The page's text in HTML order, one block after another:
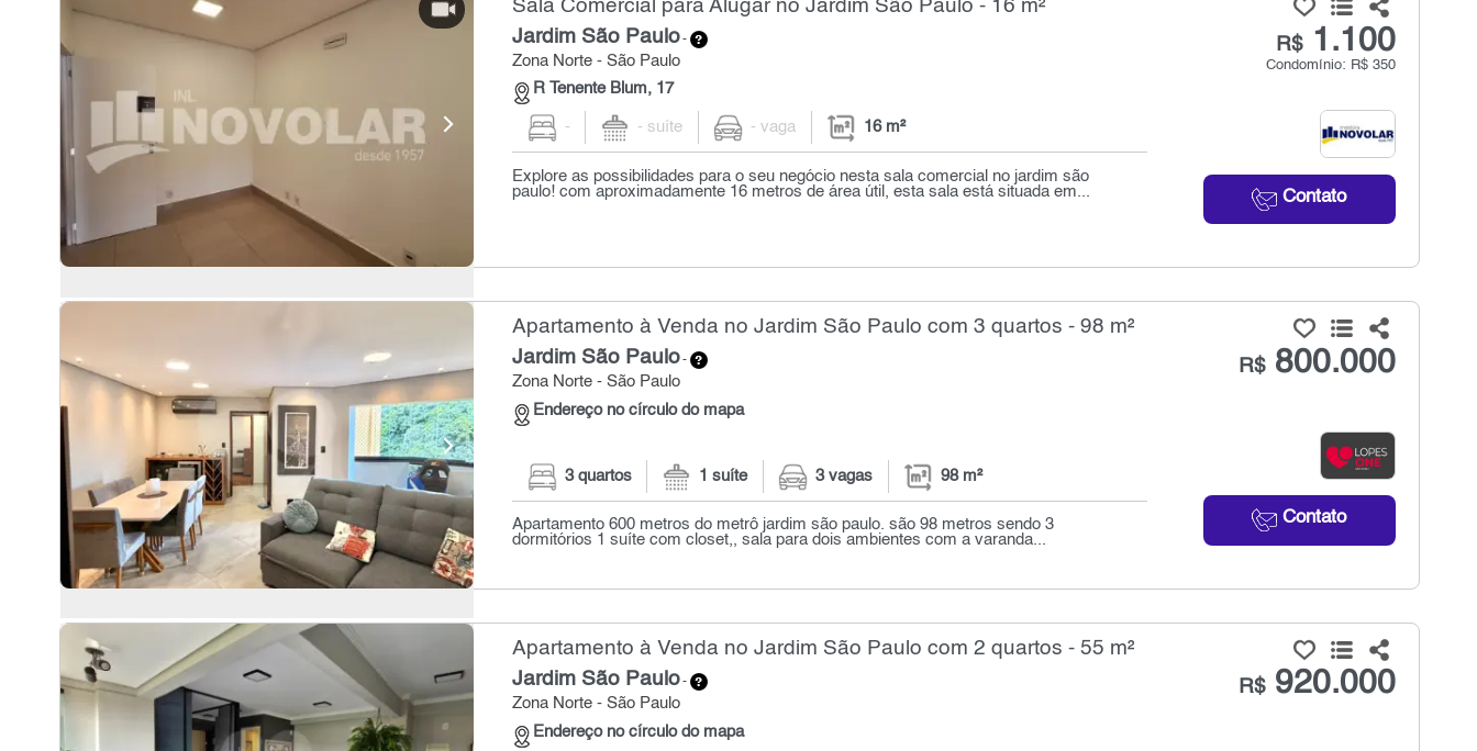
Sala Comercial para Alugar no Jardim São Paulo - 16 m²
Jardim São Paulo-
Zona Norte - São Paulo
R Tenente Blum, 17
R$1.100
Condomínio: R$ 350
Contato
- - suíte - vaga 16 m²
Explore as possibilidades para o seu negócio nesta sala comercial no jardim são
paulo! com aproximadamente 16 metros de área útil, esta sala está situada em...
Apartamento à Venda no Jardim São Paulo com 3 quartos - 98 m²
Jardim São Paulo-
Zona Norte - São Paulo
Endereço no círculo do mapa
R$800.000
Contato
3 quartos 1 suíte 3 vagas 98 m²
Apartamento 600 metros do metrô jardim são paulo. são 98 metros sendo 3
dormitórios 1 suíte com closet,, sala para dois ambientes com a varanda...
Apartamento à Venda no Jardim São Paulo com 2 quartos - 55 m²
Jardim São Paulo-
Zona Norte - São Paulo
Endereço no círculo do mapa
R$920.000